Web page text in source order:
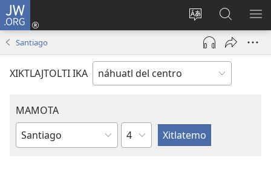
JW.ORG
Xikpatla
tlajtoli sitio
Nikan
tikpeualtis
(xiktlapo
ventana)
Xitlatemo
JW.ORG
Santiago
XIKTLAJTOLTI IKA
MAMOTA
Amochtli
Capítulo